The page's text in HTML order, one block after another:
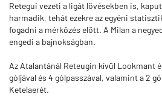
Retegui vezeti a ligát lövésekben is,
harmadik, tehát ezekre az egyéni
fogadni a mérkőzés előtt. A Milan a
engedi a bajnokságban.
Az Atalantánál Reteugin kívül Lookmant
góljával és 4 gólpasszával, valamint a 2
Ketelaerét.